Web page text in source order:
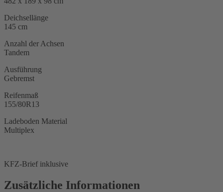
Deichsellänge
145 cm
Anzahl der Achsen
Tandem
Ausführung
Gebremst
Reifenmaß
155/80R13
Ladeboden Material
Multiplex
KFZ-Brief inklusive
Zusätzliche Informationen